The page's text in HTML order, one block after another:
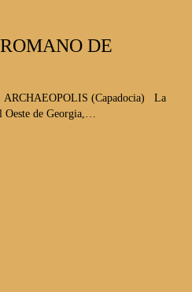
DE
ARCHAEOPOLIS (Capadocia) La
Oeste de Georgia,…